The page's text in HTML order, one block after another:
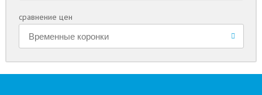
сравнение цен